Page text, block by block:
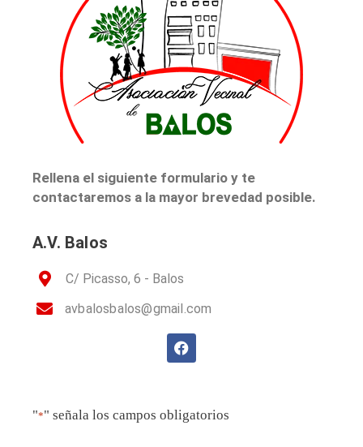
Rellena el siguiente formulario y te
contactaremos a la mayor brevedad posible.
A.V. Balos
C/ Picasso, 6 - Balos
avbalosbalos@gmail.com
"*" señala los campos obligatorios